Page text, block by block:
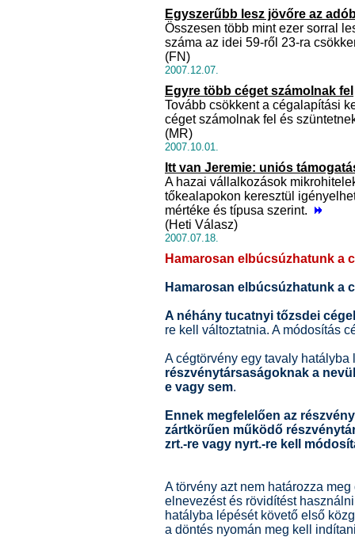
Egyszerűbb lesz jövőre az
Összesen több mint ezer sorral
száma az idei 59-ről 23-ra
(FN)
2007.12.07.
Egyre több céget számolnak fel
Tovább csökkent a cégalapítási
céget számolnak fel és
(MR)
2007.10.01.
Itt van Jeremie: uniós
A hazai vállalkozások
tőkealapokon keresztül
mértéke és típusa szerint.
(Heti Válasz)
2007.07.18.
Hamarosan elbúcsúzhatunk a
Hamarosan elbúcsúzhatunk a
A néhány tucatnyi tőzsdei
re kell változtatnia. A módosítás
A cégtörvény egy tavaly
részvénytársaságoknak a
e vagy sem.
Ennek megfelelően az
zártkörűen működő
zrt.-re vagy nyrt.-re kell
A törvény azt nem határozza
elnevezést és rövidítést
hatályba lépését követő első
a döntés nyomán meg kell